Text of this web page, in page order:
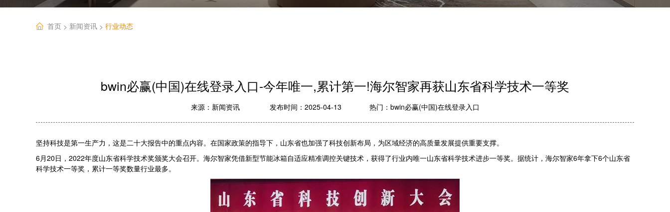
首页 > 新闻资讯 > 行业动态
bwin必赢(中国)在线登录入口-今年唯一,累计第一!海尔智家再获山东省科学技术一等奖
来源： 新闻资讯 发布时间：2025-04-13 热门： bwin必赢(中国)在线登录入口
坚持科技是第一生产力，这是二十大报告中的重点内容。在国家政策的指导下，山东省也加强了科技创新布局，为区域经济的高质量发展提供重要支撑。
6月20日，2022年度山东省科学技术奖颁奖大会召开。海尔智家凭借新型节能冰箱自适应精准调控关键技术，获得了行业内唯一山东省科学技术进步一等奖。据统计，海尔智家6年拿下6个山东省
科学技术一等奖，累计一等奖数量行业最多。